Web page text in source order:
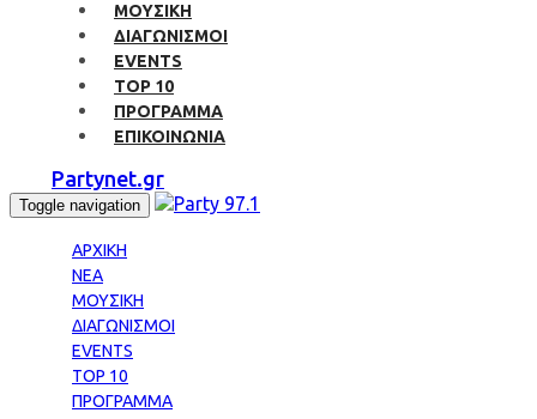
ΜΟΥΣΙΚΗ
ΔΙΑΓΩΝΙΣΜΟΙ
EVENTS
TOP 10
ΠΡΟΓΡΑΜΜΑ
ΕΠΙΚΟΙΝΩΝΙΑ
Partynet.gr
Toggle navigation
ΑΡΧΙΚΗ
ΝΕΑ
ΜΟΥΣΙΚΗ
ΔΙΑΓΩΝΙΣΜΟΙ
EVENTS
TOP 10
ΠΡΟΓΡΑΜΜΑ